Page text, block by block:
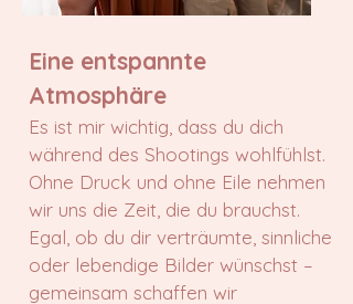
Eine entspannte
Atmosphäre
Es ist mir wichtig, dass du dich
während des Shootings wohlfühlst.
Ohne Druck und ohne Eile nehmen
wir uns die Zeit, die du brauchst.
Egal, ob du dir verträumte, sinnliche
oder lebendige Bilder wünschst –
gemeinsam schaffen wir